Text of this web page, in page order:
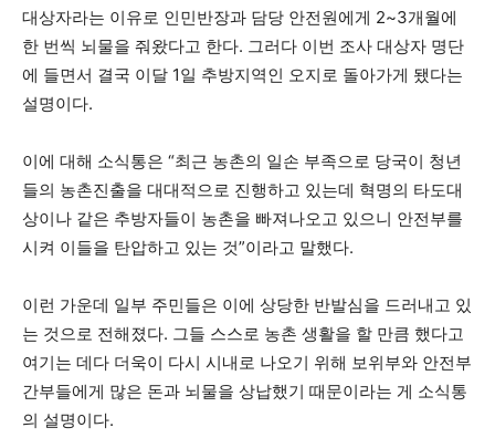
대상자라는 이유로 인민반장과 담당 안전원에게 2~3개월에
한 번씩 뇌물을 줘왔다고 한다. 그러다 이번 조사 대상자 명단
에 들면서 결국 이달 1일 추방지역인 오지로 돌아가게 됐다는
설명이다.
이에 대해 소식통은 “최근 농촌의 일손 부족으로 당국이 청년
들의 농촌진출을 대대적으로 진행하고 있는데 혁명의 타도대
상이나 같은 추방자들이 농촌을 빠져나오고 있으니 안전부를
시켜 이들을 탄압하고 있는 것”이라고 말했다.
이런 가운데 일부 주민들은 이에 상당한 반발심을 드러내고 있
는 것으로 전해졌다. 그들 스스로 농촌 생활을 할 만큼 했다고
여기는 데다 더욱이 다시 시내로 나오기 위해 보위부와 안전부
간부들에게 많은 돈과 뇌물을 상납했기 때문이라는 게 소식통
의 설명이다.